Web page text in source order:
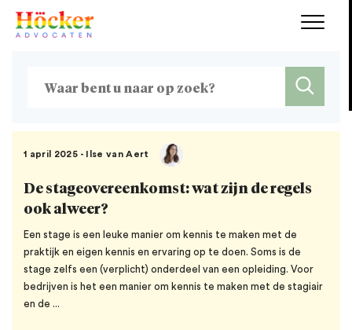
1 april 2025 - Ilse van Aert
De stageovereenkomst: wat zijn de regels
ook alweer?
Een stage is een leuke manier om kennis te maken met de
praktijk en eigen kennis en ervaring op te doen. Soms is de
stage zelfs een (verplicht) onderdeel van een opleiding. Voor
bedrijven is het een manier om kennis te maken met de stagiair
en de ...